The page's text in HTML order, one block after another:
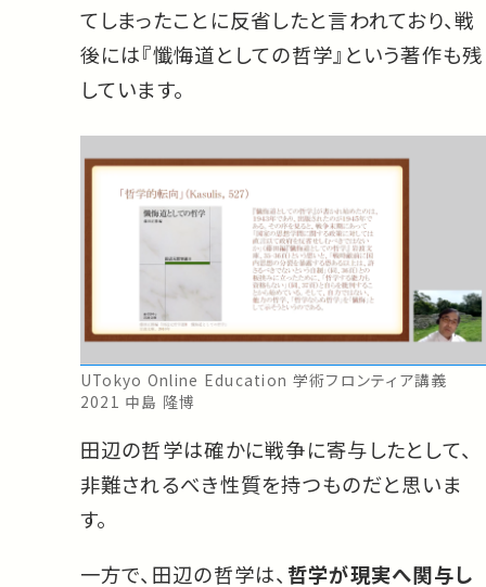
てしまったことに反省したと言われており、戦
後には『懺悔道としての哲学』という著作も残
しています。
UTokyo Online Education 学術フロンティア講義
2021 中島 隆博
田辺の哲学は確かに戦争に寄与したとして、
非難されるべき性質を持つものだと思いま
す。
一方で、田辺の哲学は、 哲学が現実へ関与し